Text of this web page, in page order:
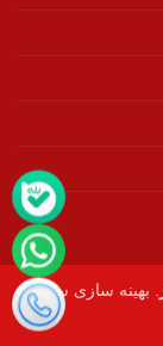
. بهینه سازی سایت :